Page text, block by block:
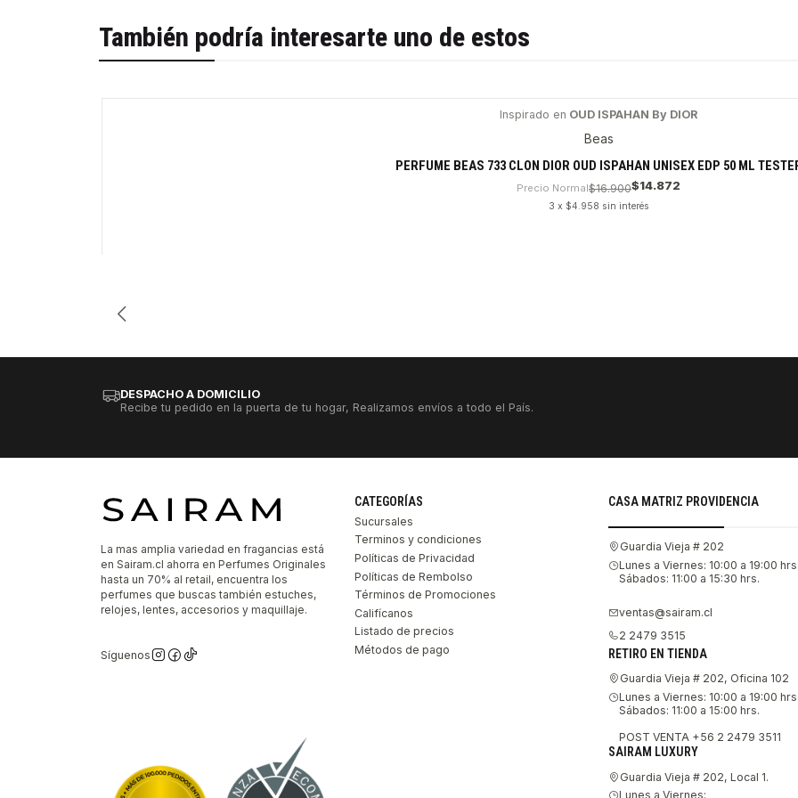
También podría interesarte uno de estos
Inspirado en OUD ISPAHAN By DIOR
Beas
PERFUME BEAS 733 CLON DIOR OUD ISPAHAN UNISEX EDP 50 ML
Precio Normal$16.900$14.872
3 x $4.958 sin interés
DESPACHO A DOMICILIO
Recibe tu pedido en la puerta de tu hogar, Realizamos envíos a todo el País.
La mas amplia variedad en fragancias está
en Sairam.cl ahorra en Perfumes Originales
hasta un 70% al retail, encuentra los
perfumes que buscas también estuches,
relojes, lentes, accesorios y maquillaje.
Síguenos
CATEGORÍAS
Sucursales
Terminos y condiciones
Políticas de Privacidad
Políticas de Rembolso
Términos de Promociones
Califícanos
Listado de precios
Métodos de pago
CASA MATRIZ PROVIDENCIA
Guardia Vieja # 202
Lunes a Viernes: 10:00 a 19:00 hrs.
Sábados: 11:00 a 15:30 hrs.
ventas@sairam.cl
2 2479 3515
RETIRO EN TIENDA
Guardia Vieja # 202, Oficina 102
Lunes a Viernes: 10:00 a 19:00 hrs.
Sábados: 11:00 a 15:00 hrs.
POST VENTA +56 2 2479 3511
SAIRAM LUXURY
Guardia Vieja # 202, Local 1.
Lunes a Viernes: